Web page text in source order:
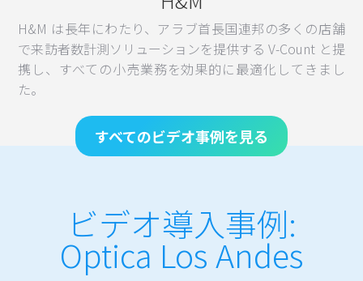
H&M は長年にわたり、アラブ首長国連邦の多くの店舗
で来訪者数計測ソリューションを提供する V-Count と提
携し、すべての小売業務を効果的に最適化してきまし
た。
すべてのビデオ事例を見る
ビデオ導入事例:
Optica Los Andes